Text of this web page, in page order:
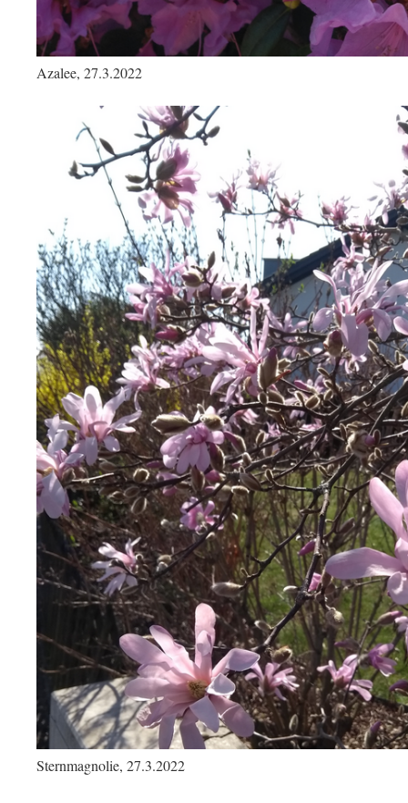
Azalee, 27.3.2022
Sternmagnolie, 27.3.2022